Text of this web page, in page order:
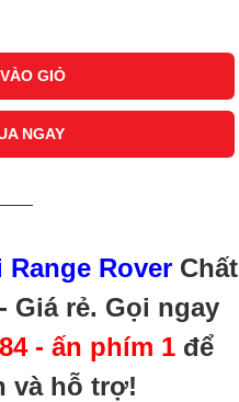
GIỎ
NGAY
RoverChất
Giá rẻ. Gọi ngay
- ấn phím 1để
và hỗ trợ!